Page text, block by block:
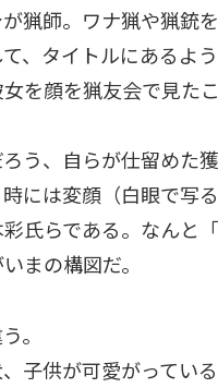
猟師。ワナ猟や猟銃
、タイトルにあるよ
を顔を猟友会で見た
う、自らが仕留めた
には変顔（白眼で写
氏らである。なんと
まの構図だ。
。
子供が可愛がっている